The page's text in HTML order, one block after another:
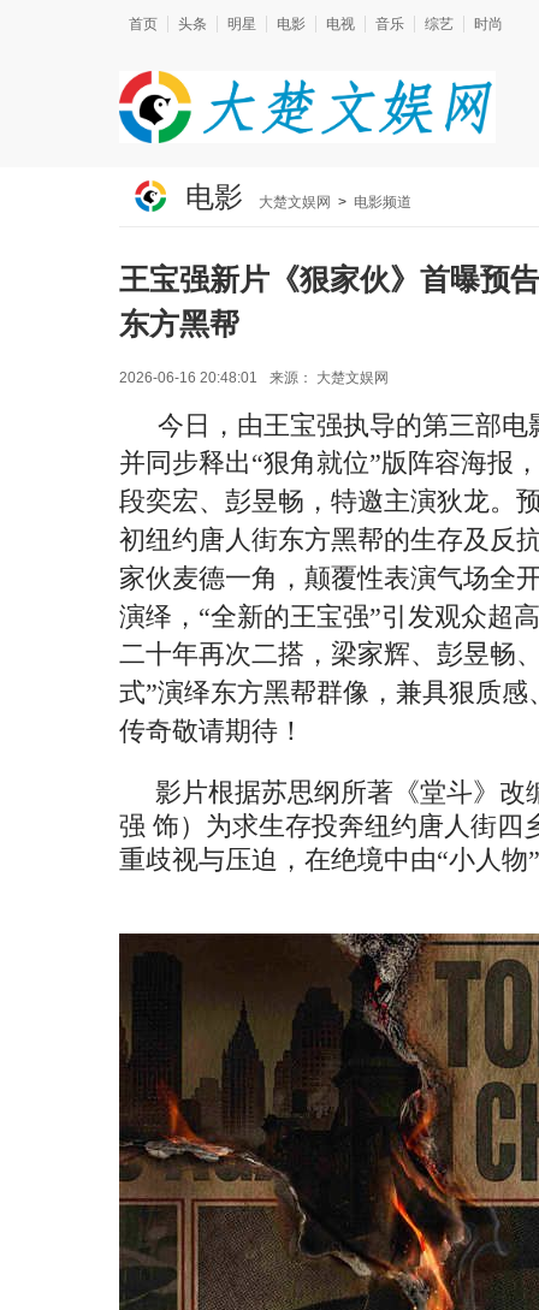
首页 头条 明星 电影 电视 音乐 综艺 时尚
电影 大楚文娱网 > 电影频道
王宝强新片《狠家伙》首曝预
东方黑帮
2026-06-16 20:48:01 来源： 大楚文娱网
今日，由王宝强执导的第三部
并同步释出“狠角就位”版阵容海报，
段奕宏、彭昱畅，特邀主演狄龙。
初纽约唐人街东方黑帮的生存及反
家伙麦德一角，颠覆性表演气场全
演绎， “全新的王宝强”引发观众超
二十年再次二搭，梁家辉、彭昱畅
式”演绎东方黑帮群像，兼具狠质
传奇敬请期待！
影片根据苏思纲所著《堂斗》
强 饰）为求生存投奔纽约唐人街四
重歧视与压迫，在绝境中由“小人物